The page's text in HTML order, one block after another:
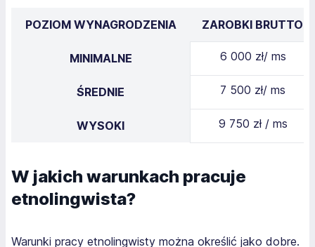
POZIOM WYNAGRODZENIA ZAROBKI BRUTTO
MINIMALNE 6 000 zł/ ms
ŚREDNIE 7 500 zł/ ms
WYSOKI 9 750 zł / ms
W jakich warunkach pracuje
etnolingwista?
Warunki pracy etnolingwisty można określić jako dobre.